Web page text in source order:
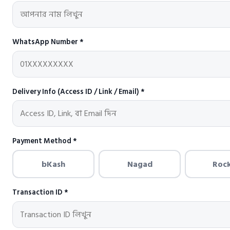
WhatsApp Number *
Delivery Info (Access ID / Link / Email) *
Payment Method *
bKash Nagad
Transaction ID *